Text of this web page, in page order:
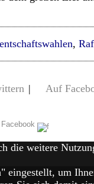
,
| Auf
weitere
um